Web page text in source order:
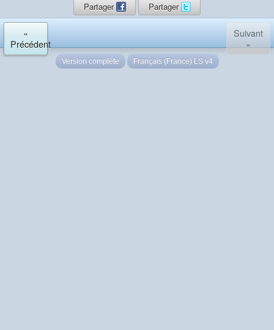
Partager Partager
«
Précédent
Suivant
»
Version complète Français (France) LS v4